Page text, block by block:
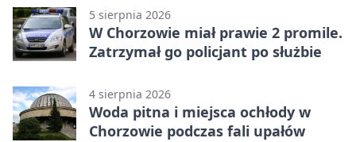
5 sierpnia 2026
W Chorzowie miał prawie 2 promile.
Zatrzymał go policjant po służbie
4 sierpnia 2026
Woda pitna i miejsca ochłody w
Chorzowie podczas fali upałów